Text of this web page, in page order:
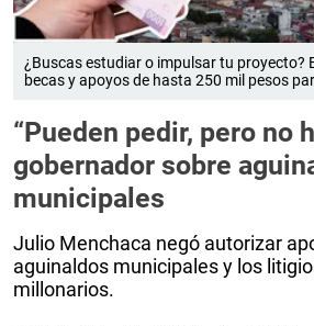
¿Buscas estudiar o impulsar tu proyecto?
becas y apoyos de hasta 250 mil pesos
“Pueden pedir, pero no
gobernador sobre
municipales
Julio Menchaca negó autorizar
aguinaldos municipales y los
millonarios.